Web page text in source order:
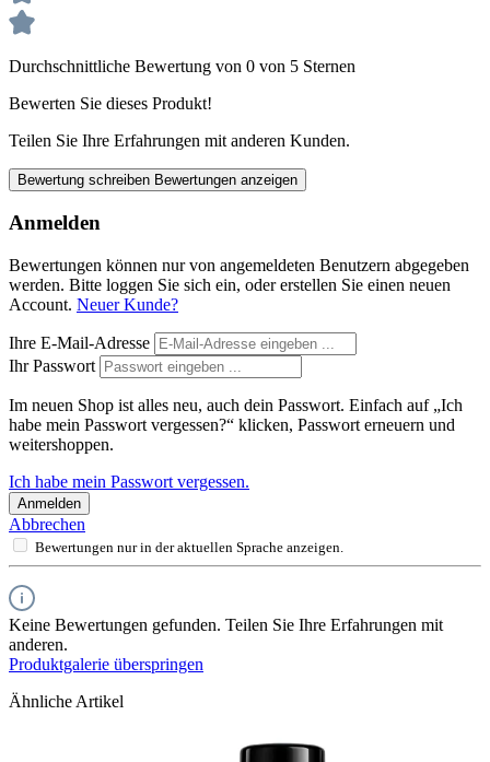
Durchschnittliche Bewertung von 0 von 5 Sternen
Bewerten Sie dieses Produkt!
Teilen Sie Ihre Erfahrungen mit anderen Kunden.
Bewertung schreiben Bewertungen anzeigen
Anmelden
Bewertungen können nur von angemeldeten Benutzern abgegeben
werden. Bitte loggen Sie sich ein, oder erstellen Sie einen neuen
Account. Neuer Kunde?
Ihre E-Mail-Adresse
Ihr Passwort
Im neuen Shop ist alles neu, auch dein Passwort. Einfach auf „Ich
habe mein Passwort vergessen?“ klicken, Passwort erneuern und
weitershoppen.
Ich habe mein Passwort vergessen.
Anmelden
Abbrechen
Bewertungen nur in der aktuellen Sprache anzeigen.
Keine Bewertungen gefunden. Teilen Sie Ihre Erfahrungen mit
anderen.
Produktgalerie überspringen
Ähnliche Artikel